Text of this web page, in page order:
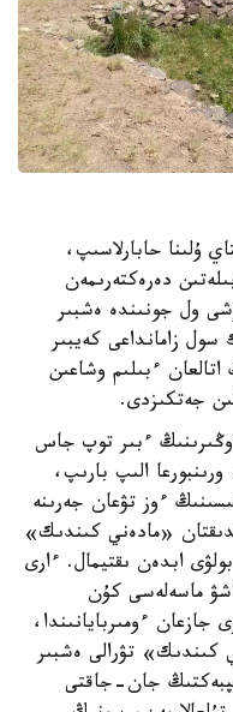
ۇلىنا حابارلاسىپ،
دەرەكتەرىمەن
ول جونىندە ەشبىر
زامانداعى كەيبىر
ءبىلىم وشاعىن
جەتكىزدى.
ءوڭىرىنىڭ ءبىر توپ جاس
الىپ بارىپ،
ءوز تۋعان جەرىنە
«مادەني كىندىك»
ابدەن ىقتيمال. ءارى
ماسەلەسى كۇن
جازعان ءومىربايانىندا،
كىندىك» تۋرالى ەشبىر
جان-جاقتى